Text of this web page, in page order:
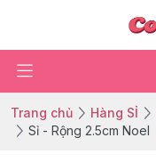
Trang chủ Hàng SỈ
Sỉ - Rộng 2.5cm Noel